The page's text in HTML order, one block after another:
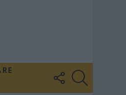
FOLLOW
US